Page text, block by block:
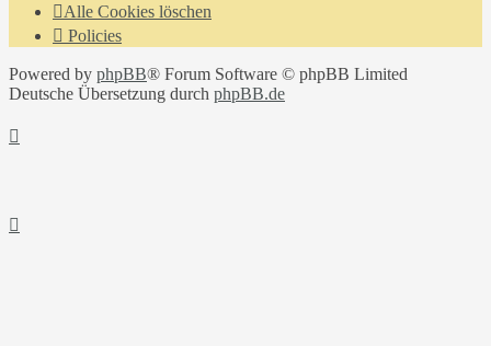
Alle Cookies löschen
Policies
Powered by phpBB® Forum Software © phpBB Limited
Deutsche Übersetzung durch phpBB.de